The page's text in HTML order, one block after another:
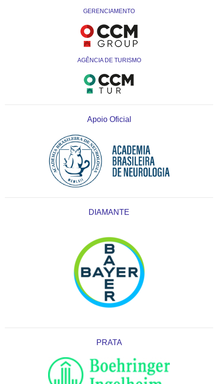
GERENCIAMENTO
AGÊNCIA DE TURISMO
Apoio Oficial
DIAMANTE
PRATA